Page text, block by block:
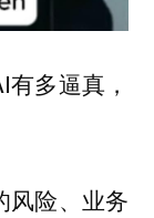
多逼真，
风险、业务